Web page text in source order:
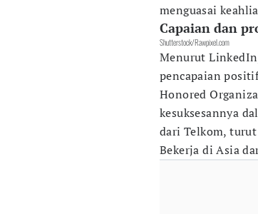
menguasai
Capaian dan
Shutterstock/Rawpixel.com
Menurut
pencapaian
Honored
kesuksesannya
dari Telkom, turut
Bekerja di Asia